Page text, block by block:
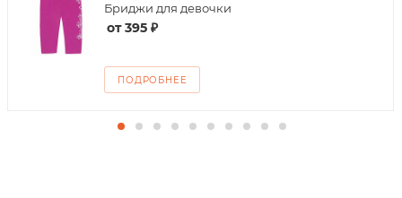
Бриджи для девочки
от395 ₽
ПОДРОБНЕЕ